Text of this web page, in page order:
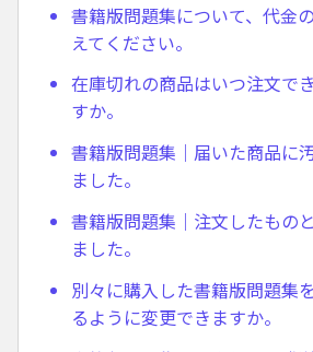
書籍版問題集について、代金
えてください。
在庫切れの商品はいつ注文で
すか。
書籍版問題集｜届いた商品に
ました。
書籍版問題集｜注文したもの
ました。
別々に購入した書籍版問題集
るように変更できますか。